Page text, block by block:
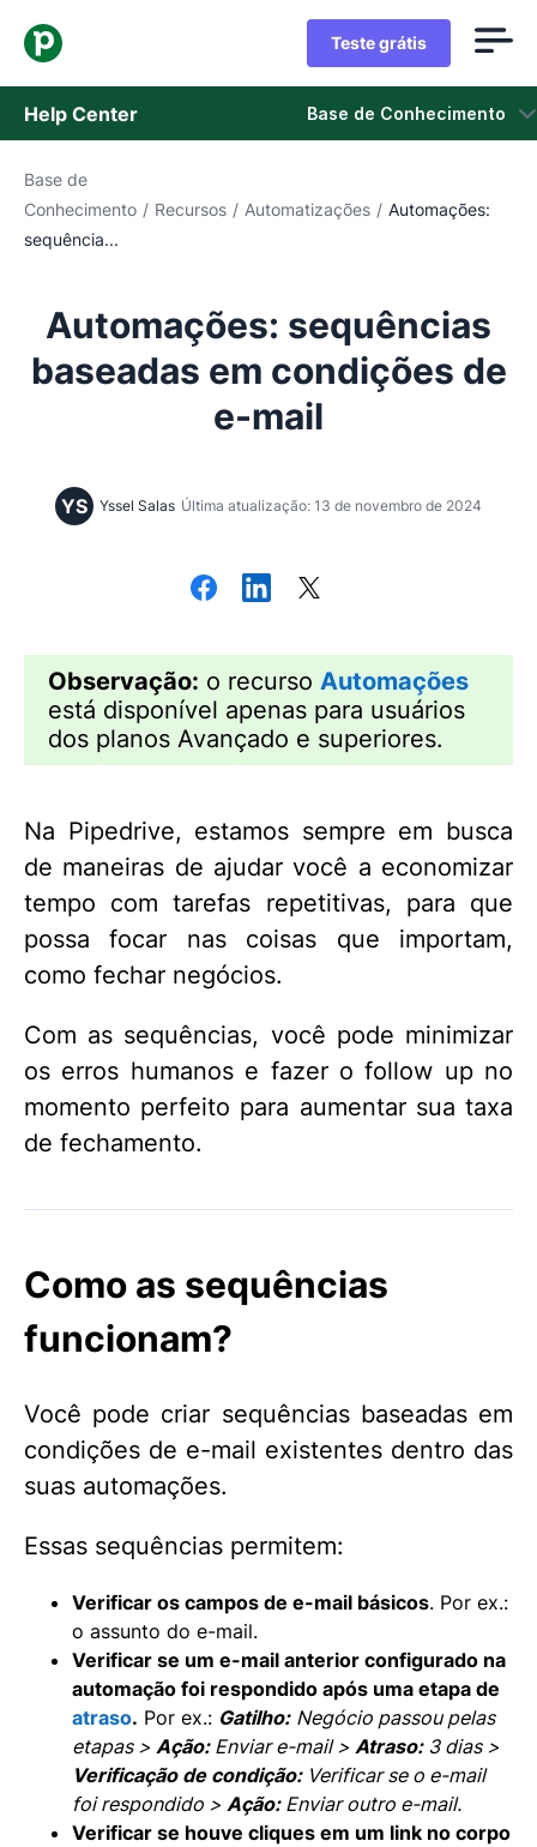
Teste grátis
Help Center Base de Conhecimento
Base de Conhecimento
Status
Base de
Conhecimento / Recursos / Automatizações / Automações:
sequência...
Automações: sequências
baseadas em condições de
e-mail
YS Yssel Salas Última atualização: 13 de novembro de 2024
Observação: o recurso Automações
está disponível apenas para usuários
dos planos Avançado e superiores.
Na Pipedrive, estamos sempre em busca
de maneiras de ajudar você a economizar
tempo com tarefas repetitivas, para que
possa focar nas coisas que importam,
como fechar negócios.
Com as sequências, você pode minimizar
os erros humanos e fazer o follow up no
momento perfeito para aumentar sua taxa
de fechamento.
Como as sequências
funcionam?
Você pode criar sequências baseadas em
condições de e-mail existentes dentro das
suas automações.
Essas sequências permitem:
Verificar os campos de e-mail básicos. Por ex.:
o assunto do e-mail.
Verificar se um e-mail anterior configurado na
automação foi respondido após uma etapa de
atraso. Por ex.: Gatilho: Negócio passou pelas
etapas > Ação:Enviar e-mail> Atraso:3 dias >
Verificação de condição:Verificarse o e-mail
foi respondido > Ação:Enviar outro e-mail.
Verificar se houve cliques em um link no corpo